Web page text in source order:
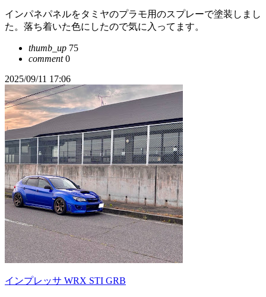
インパネパネルをタミヤのプラモ用のスプレーで塗装しまし
た。落ち着いた色にしたので気に入ってます。
thumb_up 75
comment0
2025/09/11 17:06
インプレッサ WRX STI GRB